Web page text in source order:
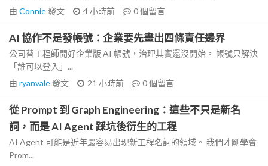
由 Connie發文 4 小時前 0個留言
AI 協作不是發帳號：企業要先畫出四條責任邊界
公司替工程師開好企業版 AI 帳號，治理其實還沒開始。 帳號只解決
「誰可以登入」...
由 ryanvale發文 21 小時前 0個留言
從 Prompt 到 Graph Engineering：這些不只是新名
詞，而是 AI Agent 踩坑後衍生的工程
AI Agent 可能是近年最容易出現新工程名詞的領域。 我們才剛學會
Prom...